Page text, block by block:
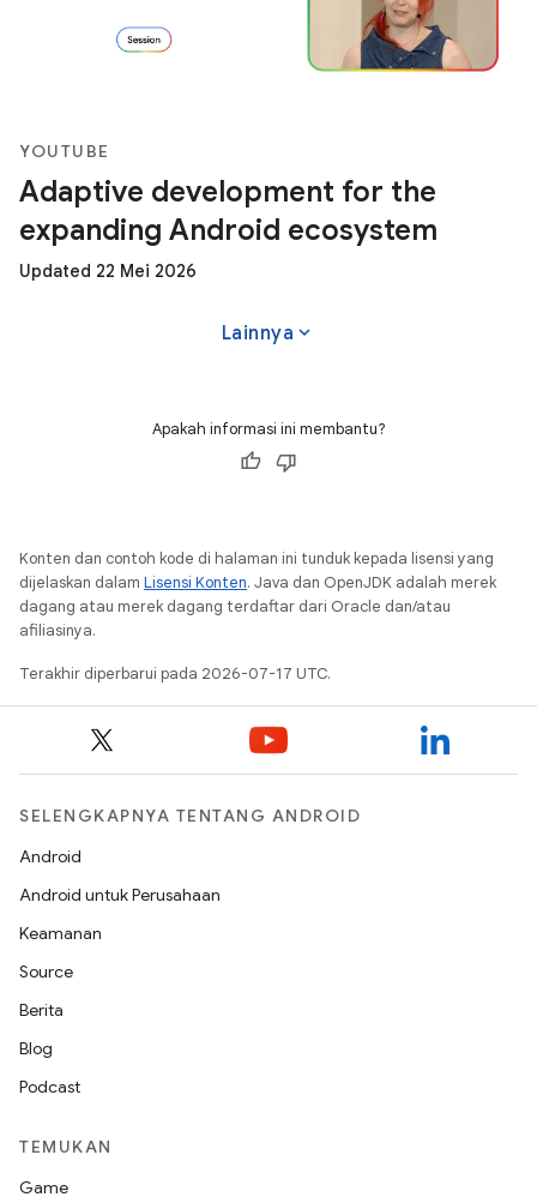
YOUTUBE
Adaptive development for the
expanding Android ecosystem
Updated 22 Mei 2026
Lainnya expand_more
Apakah informasi ini membantu?
Konten dan contoh kode di halaman ini tunduk kepada lisensi yang
dijelaskan dalam Lisensi Konten. Java dan OpenJDK adalah merek
dagang atau merek dagang terdaftar dari Oracle dan/atau
afiliasinya.
Terakhir diperbarui pada 2026-07-17 UTC.
SELENGKAPNYA TENTANG ANDROID
Android
Android untuk Perusahaan
Keamanan
Source
Berita
Blog
Podcast
TEMUKAN
Game